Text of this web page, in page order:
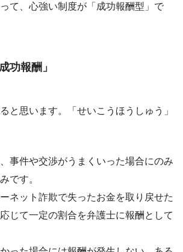
て、心強い制度が「成功報酬型」で
功報酬」
と思います。「せいこうほうしゅう」
、事件や交渉がうまくいった場合にのみ
です。
ネット詐欺で失ったお金を取り戻せた
じて一定の割合を弁護士に報酬として